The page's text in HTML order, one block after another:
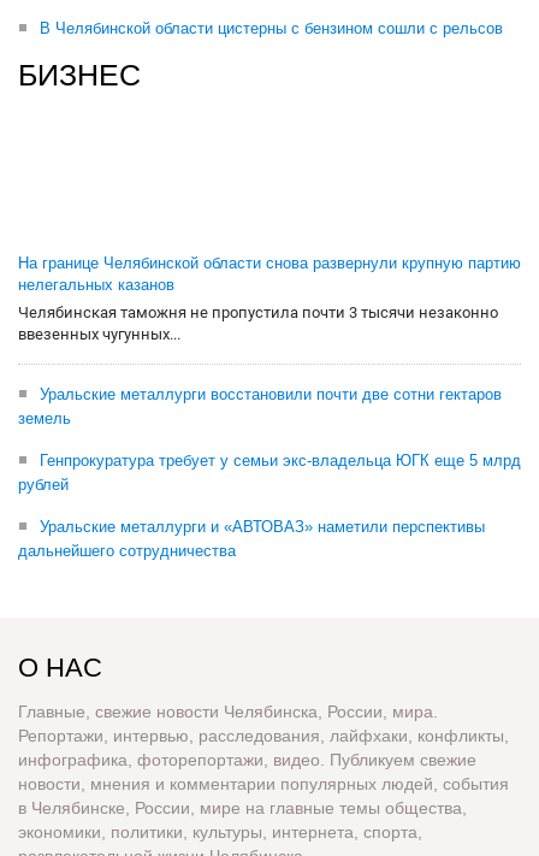
В Челябинской области цистерны с бензином сошли с рельсов
БИЗНЕС
На границе Челябинской области снова развернули крупную партию
нелегальных казанов
Челябинская таможня не пропустила почти 3 тысячи незаконно
ввезенных чугунных...
Уральские металлурги восстановили почти две сотни гектаров
земель
Генпрокуратура требует у семьи экс-владельца ЮГК еще 5 млрд
рублей
Уральские металлурги и «АВТОВАЗ» наметили перспективы
дальнейшего сотрудничества
О НАС
Главные, свежие новости Челябинска, России, мира.
Репортажи, интервью, расследования, лайфхаки, конфликты,
инфографика, фоторепортажи, видео. Публикуем свежие
новости, мнения и комментарии популярных людей, события
в Челябинске, России, мире на главные темы общества,
экономики, политики, культуры, интернета, спорта,